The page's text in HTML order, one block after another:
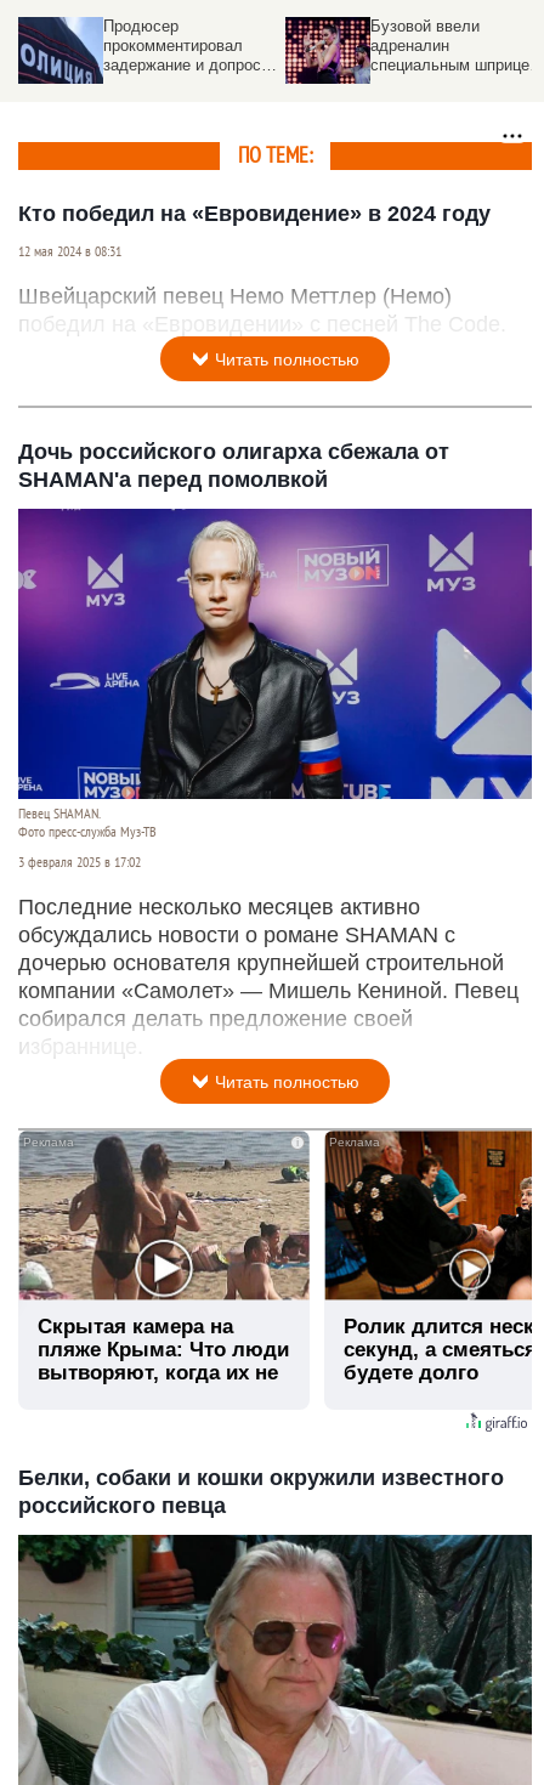
Бузовой ввели
адреналин
специальным шприцем
Разразился матерный
скандал на премии
звезд шансона
ПО ТЕМЕ:
Кто победил на «Евровидение» в 2024 году
12 мая 2024 в 08:31
Швейцарский певец Немо Меттлер (Немо)
победил на «Евровидении» с песней The Code.
Читать полностью
Дочь российского олигарха сбежала от
SHAMAN'a перед помолвкой
Певец SHAMAN.
Фото пресс-служба Муз-ТВ
3 февраля 2025 в 17:02
Последние несколько месяцев активно
обсуждались новости о романе SHAMAN с
дочерью основателя крупнейшей строительной
компании «Самолет» — Мишель Кениной. Певец
собирался делать предложение своей
избраннице.
Читать полностью
i
Скрытая камера на
пляже Крыма: Что люди
вытворяют, когда их не
Ролик длится
секунд, а
будете долго
Белки, собаки и кошки окружили известного
российского певца